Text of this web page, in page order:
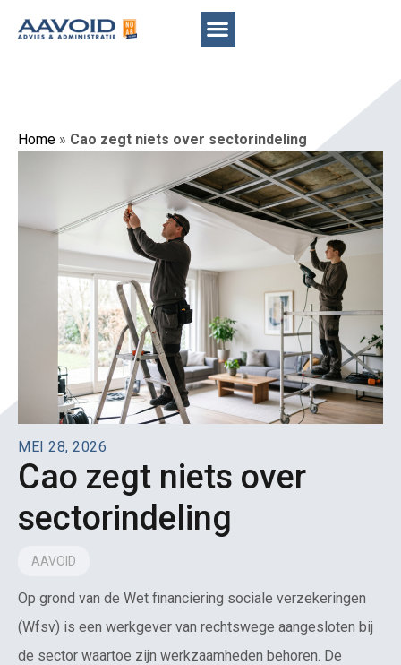
Home » Cao zegt niets over sectorindeling
MEI 28, 2026
Cao zegt niets over
sectorindeling
AAVOID
Op grond van de Wet financiering sociale verzekeringen
(Wfsv) is een werkgever van rechtswege aangesloten bij
de sector waartoe zijn werkzaamheden behoren. De